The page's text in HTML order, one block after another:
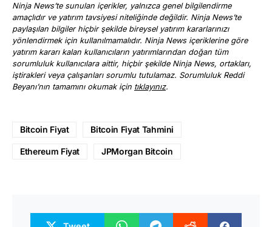
Ninja News’te sunulan içerikler, yalnızca genel bilgilendirme
amaçlıdır ve yatırım tavsiyesi niteliğinde değildir. Ninja News’te
paylaşılan bilgiler hiçbir şekilde bireysel yatırım kararlarınızı
yönlendirmek için kullanılmamalıdır. Ninja News içeriklerine göre
yatırım kararı kalan kullanıcıların yatırımlarından doğan tüm
sorumluluk kullanıcılara aittir, hiçbir şekilde Ninja News, ortakları,
iştirakleri veya çalışanları sorumlu tutulamaz. Sorumluluk Reddi
Beyanı’nın tamamını okumak için tıklayınız.
Bitcoin Fiyat Bitcoin Fiyat Tahmini
Ethereum Fiyat JPMorgan Bitcoin